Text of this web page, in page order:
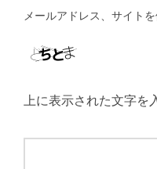
メールアドレス、サイトを
上に表示された文字を